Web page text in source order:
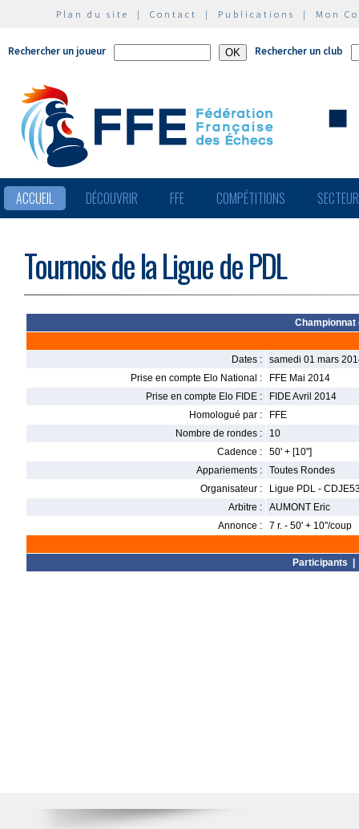
Plan du site | Contact | Publications | Mon
Rechercher un joueur Rechercher un club
ACCUEIL DÉCOUVRIR FFE COMPÉTITIONS
Tournois de la Ligue de PDL
Championnat
Dates :
samedi 01 mars
Prise en compte Elo National :
FFE Mai 2014
Prise en compte Elo FIDE :
FIDE Avril 2014
Homologué par :
FFE
Nombre de rondes :
10
Cadence :
50' + [10'']
Appariements :
Toutes Rondes
Organisateur :
Ligue PDL -
Arbitre :
AUMONT Eric
Annonce :
7 r. - 50' + 10"/coup
Participants